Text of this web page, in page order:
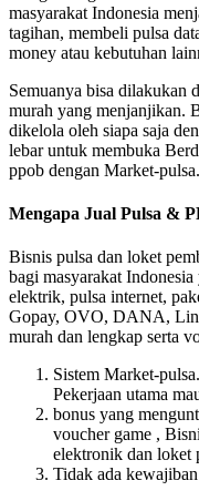
masyarakat Indonesia
tagihan, membeli pulsa
money atau kebutuhan
Semuanya bisa dilakukan
murah yang menjanjikan.
dikelola oleh siapa saja
lebar untuk membuka
ppob dengan Market-
Mengapa Jual Pulsa &
Bisnis pulsa dan loket
bagi masyarakat
elektrik, pulsa internet,
Gopay, OVO, DANA,
murah dan lengkap serta
Sistem Market-
Pekerjaan utama
bonus yang
voucher game ,
elektronik dan loket
Tidak ada